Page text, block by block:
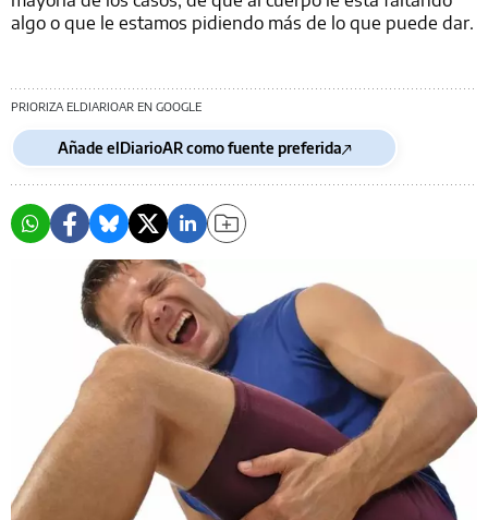
algo o que le estamos pidiendo más de lo que puede dar.
PRIORIZA ELDIARIOAR EN GOOGLE
Añade elDiarioAR como fuente preferida